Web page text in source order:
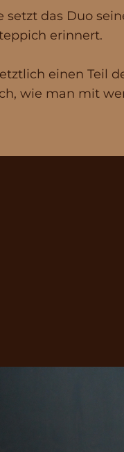
setzt das Duo
erinnert.
einen Teil
wie man mit